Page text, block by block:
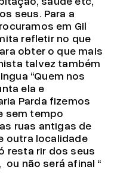
seus. Para a
em Gil
refletir no que
obter o que mais
talvez também
“Quem nos
ela e
Parda fizemos
sem tempo
ruas antigas de
outra localidade
resta rir dos seus
não será afinal “